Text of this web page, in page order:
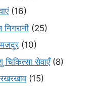
(16)
(25)
मजदूर(10)
चिकित्सा सेवाएँ(8)
रखरखाव(15)